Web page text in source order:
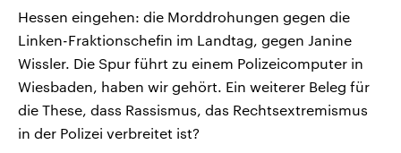
Hessen eingehen: die Morddrohungen gegen die
Linken-Fraktionschefin im Landtag, gegen Janine
Wissler. Die Spur führt zu einem Polizeicomputer in
Wiesbaden, haben wir gehört. Ein weiterer Beleg für
die These, dass Rassismus, das Rechtsextremismus
in der Polizei verbreitet ist?